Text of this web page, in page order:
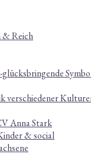
& Reich
verschiedener
Anna Stark
& social